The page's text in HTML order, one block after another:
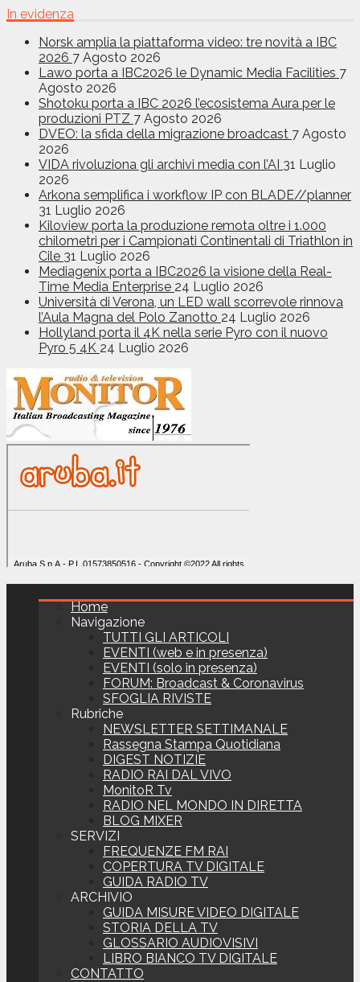
In evidenza
Norsk amplia la piattaforma video: tre novità a IBC
2026 7 Agosto 2026
Lawo porta a IBC2026 le Dynamic Media Facilities 7
Agosto 2026
Shotoku porta a IBC 2026 l’ecosistema Aura per le
produzioni PTZ 7 Agosto 2026
DVEO: la sfida della migrazione broadcast 7 Agosto
2026
VIDA rivoluziona gli archivi media con l’AI 31 Luglio
2026
Arkona semplifica i workflow IP con BLADE//planner
31 Luglio 2026
Kiloview porta la produzione remota oltre i 1.000
chilometri per i Campionati Continentali di Triathlon in
Cile 31 Luglio 2026
Mediagenix porta a IBC2026 la visione della Real-
Time Media Enterprise 24 Luglio 2026
Università di Verona, un LED wall scorrevole rinnova
l’Aula Magna del Polo Zanotto 24 Luglio 2026
Hollyland porta il 4K nella serie Pyro con il nuovo
Pyro 5 4K 24 Luglio 2026
Home
Navigazione
TUTTI GLI ARTICOLI
EVENTI (web e in presenza)
EVENTI (solo in presenza)
FORUM: Broadcast & Coronavirus
SFOGLIA RIVISTE
Rubriche
NEWSLETTER SETTIMANALE
Rassegna Stampa Quotidiana
DIGEST NOTIZIE
RADIO RAI DAL VIVO
MonitoR Tv
RADIO NEL MONDO IN DIRETTA
BLOG MIXER
SERVIZI
FREQUENZE FM RAI
COPERTURA TV DIGITALE
GUIDA RADIO TV
ARCHIVIO
GUIDA MISURE VIDEO DIGITALE
STORIA DELLA TV
GLOSSARIO AUDIOVISIVI
LIBRO BIANCO TV DIGITALE
CONTATTO